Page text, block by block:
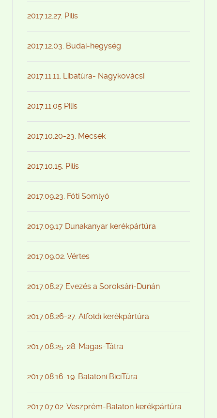
2017.12.27. Pilis
2017.12.03. Budai-hegység
2017.11.11. Libatúra- Nagykovácsi
2017.11.05 Pilis
2017.10.20-23. Mecsek
2017.10.15. Pilis
2017.09.23. Fóti Somlyó
2017.09.17 Dunakanyar kerékpártúra
2017.09.02. Vértes
2017.08.27 Evezés a Soroksári-Dunán
2017.08.26-27. Alföldi kerékpártúra
2017.08.25-28. Magas-Tátra
2017.08.16-19. Balatoni BiciTúra
2017.07.02. Veszprém-Balaton kerékpártúra